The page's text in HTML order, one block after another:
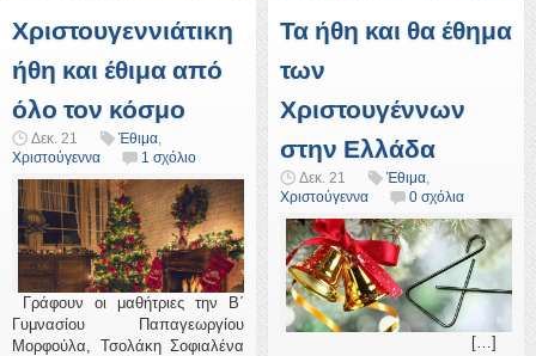
Χριστουγεννιάτικη
ήθη και έθιμα από
όλο τον κόσμο
Δεκ. 21 Έθιμα,
Χριστούγεννα
1 σχόλιο
Γράφουν οι μαθήτριες την Β΄
Γυμνασίου Παπαγεωργίου
Μορφούλα, Τσολάκη Σοφιαλένα
Τα ήθη και θα έθημα
των
Χριστουγέννων
στην Ελλάδα
Δεκ. 21 Έθιμα,
Χριστούγεννα
0 σχόλια
[…]